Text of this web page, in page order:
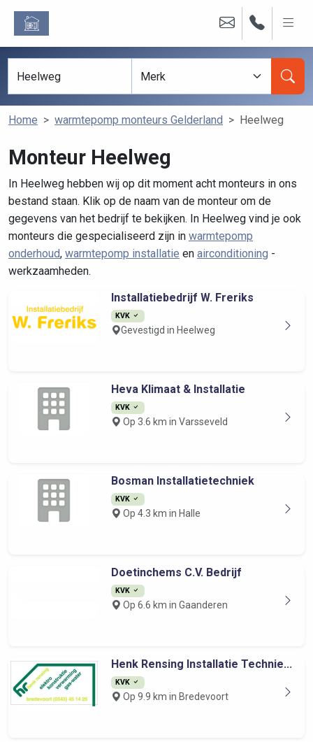
Home warmtepomp monteurs Gelderland Heelweg
Monteur Heelweg
In Heelweg hebben wij op dit moment acht monteurs in ons
bestand staan. Klik op de naam van de monteur om de
gegevens van het bedrijf te bekijken. In Heelweg vind je ook
monteurs die gespecialiseerd zijn in warmtepomp
onderhoud, warmtepomp installatie en airconditioning -
werkzaamheden.
Installatiebedrijf W. Freriks
KVK
Gevestigd in Heelweg
Heva Klimaat & Installatie
KVK
Op 3.6 km in Varsseveld
Bosman Installatietechniek
KVK
Op 4.3 km in Halle
Doetinchems C.V. Bedrijf
KVK
Op 6.6 km in Gaanderen
Henk Rensing Installatie Technie...
KVK
Op 9.9 km in Bredevoort